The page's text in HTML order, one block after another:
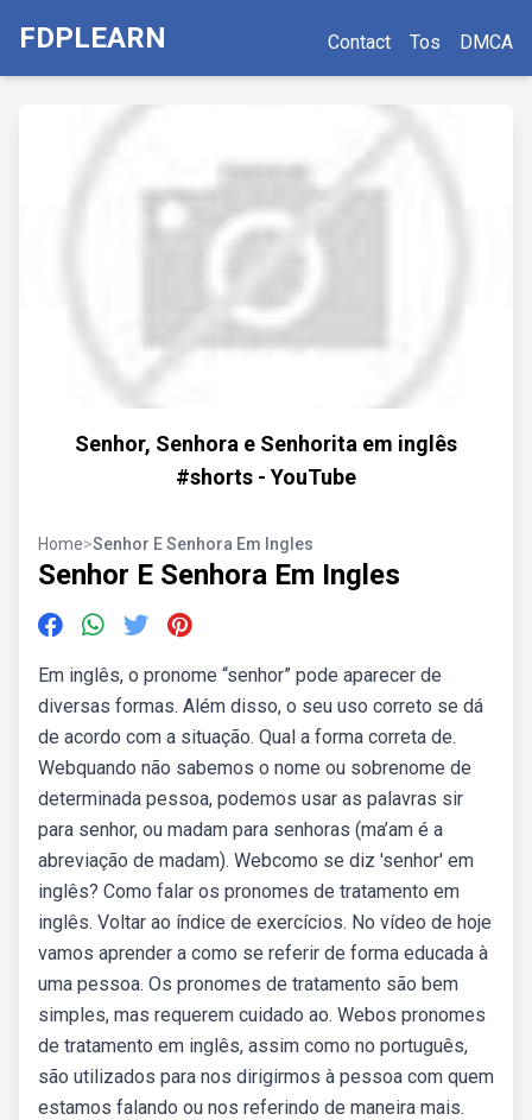
FDPLEARN Contact Tos DMCA
Senhor, Senhora e Senhorita em inglês
#shorts - YouTube
Home>Senhor E Senhora Em Ingles
Senhor E Senhora Em Ingles
Em inglês, o pronome “senhor” pode aparecer de
diversas formas. Além disso, o seu uso correto se dá
de acordo com a situação. Qual a forma correta de.
Webquando não sabemos o nome ou sobrenome de
determinada pessoa, podemos usar as palavras sir
para senhor, ou madam para senhoras (ma’am é a
abreviação de madam). Webcomo se diz 'senhor' em
inglês? Como falar os pronomes de tratamento em
inglês. Voltar ao índice de exercícios. No vídeo de hoje
vamos aprender a como se referir de forma educada à
uma pessoa. Os pronomes de tratamento são bem
simples, mas requerem cuidado ao. Webos pronomes
de tratamento em inglês, assim como no português,
são utilizados para nos dirigirmos à pessoa com quem
estamos falando ou nos referindo de maneira mais.